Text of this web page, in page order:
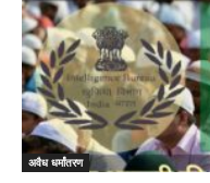
अवैध धर्मांतरण